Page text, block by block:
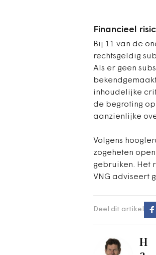
Financieel
Bij 11 van de
rechtsgeldig
Als er geen
inhoudelijke
de begroting
aanzienlijke
Volgens
zogeheten
gebruiken. Het
VNG adviseert
Deel dit artikel
H